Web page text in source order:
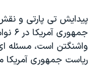
پیدایش تی پارتی و نقش
واشنگتن است، مسئله
ریاست جمهوری